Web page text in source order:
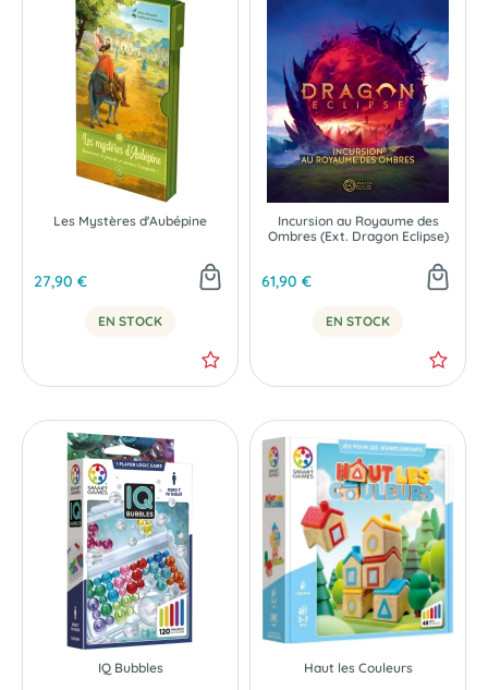
Les Mystères d'Aubépine
27,90 €
EN STOCK
Incursion au Royaume des
Ombres (Ext. Dragon Eclipse)
61,90 €
EN STOCK
IQ Bubbles Haut les Couleurs